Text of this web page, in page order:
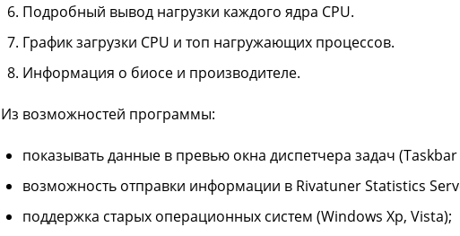
Подробный вывод нагрузки каждого ядра CPU.
График загрузки CPU и топ нагружающих процессов.
Информация о биосе и производителе.
Из возможностей программы:
показывать данные в превью окна диспетчера задач
возможность отправки информации в Rivatuner Statistics
поддержка старых операционных систем (Windows Xp, Vista);